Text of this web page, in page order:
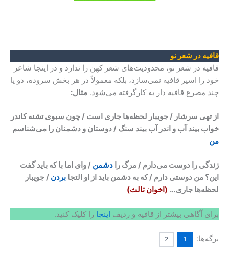
قافیه در شعر نو
قافیه در شعر نو، محدودیت‌های شعر کهن را ندارد و در اینجا شاعر
خود را اسیر قافیه نمی‌سازد، بلکه معمولاً در هر بخش سروده، دو یا
چند مصرع قافیه دار به کارگرفته می‌شود. مثال:
از تهی سرشار / جویبار لحظه‌ها جاری است / چون سبوی تشنه کاندر
خواب بیند آب و اندر آب بیند سنگ / دوستان و دشمنان را می‌شناسم
من
زندگی را دوست می‌دارم / مرگ را دشمن / وای اما با که باید گفت
این؟ من دوستی دارم / که به دشمن باید از او التجا بردن / جویبار
لحظه‌ها جاری… (اخوان ثالث)
برای آگاهی بیشتر از قافیه و ردیف اینجا را کلیک کنید.
برگه‌ها: 1
2